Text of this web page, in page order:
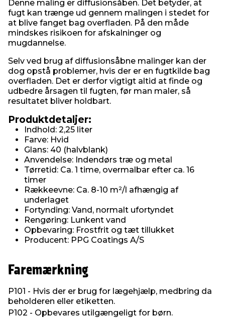
Denne maling er diffusionsåben. Det betyder, at
fugt kan trænge ud gennem malingen i stedet for
at blive fanget bag overfladen. På den måde
mindskes risikoen for afskalninger og
mugdannelse.
Selv ved brug af diffusionsåbne malinger kan der
dog opstå problemer, hvis der er en fugtkilde bag
overfladen. Det er derfor vigtigt altid at finde og
udbedre årsagen til fugten, før man maler, så
resultatet bliver holdbart.
Produktdetaljer:
Indhold: 2,25 liter
Farve: Hvid
Glans: 40 (halvblank)
Anvendelse: Indendørs træ og metal
Tørretid: Ca. 1 time, overmalbar efter ca. 16
timer
Rækkeevne: Ca. 8-10 m²/l afhængig af
underlaget
Fortynding: Vand, normalt ufortyndet
Rengøring: Lunkent vand
Opbevaring: Frostfrit og tæt tillukket
Producent: PPG Coatings A/S
Faremærkning
P101 - Hvis der er brug for lægehjælp, medbring da
beholderen eller etiketten.
P102 - Opbevares utilgængeligt for børn.